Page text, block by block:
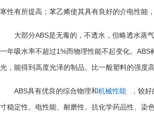
寒性有所提高；苯乙烯使其具有良好的介电性能
大部分ABS是无毒的，不透水，但略透水蒸
一年吸水率不超过1%而物理性能不起变化。 ABS
光，能得到高度光泽的制品。比一般塑料的强度高
ABS具有优良的综合物理和机械性能 ，较
寸稳定性。电性能、耐磨性、抗化学药品性、染